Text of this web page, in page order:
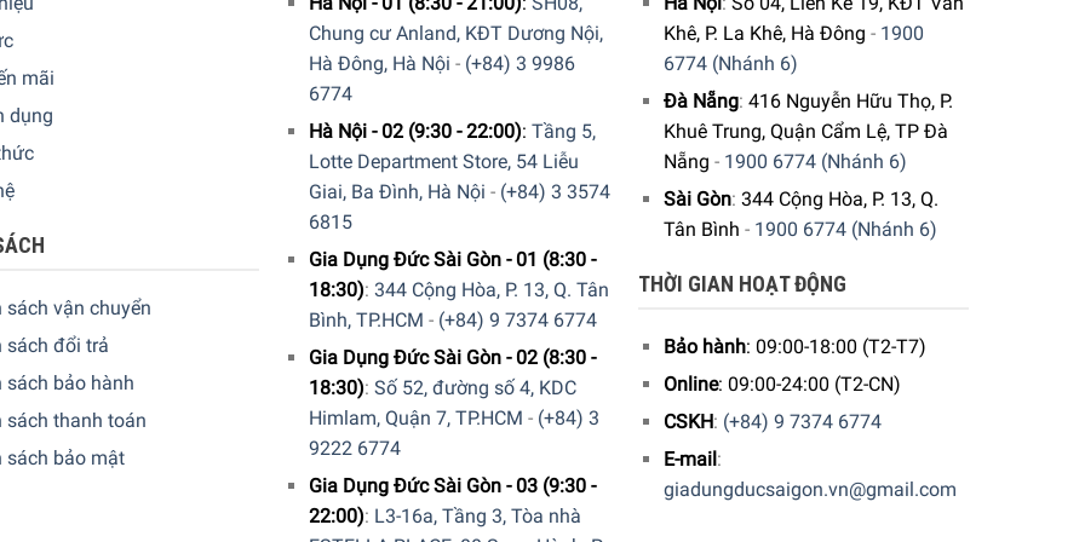
1200L
loại bỏ và giảm hơn 80 chất gây ô nhiễm bao gồm clo, kimloạinặng, vi nhựa và cặn vôi.
mãi
dụng
sách vận chuyển
sách đổi trả
sách bảo hành
sách thanh toán
sách bảo mật
Chung cư Anland, KĐT Dương Nội,
Hà Đông, Hà Nội - (+84) 3 9986
6774
Hà Nội - 02 (9:30 - 22:00): Tầng 5,
Lotte Department Store, 54 Liễu
Giai, Ba Đình, Hà Nội - (+84) 3 3574
6815
Gia Dụng Đức Sài Gòn - 01 (8:30 -
18:30): 344 Cộng Hòa, P. 13, Q. Tân
Bình, TP.HCM - (+84) 9 7374 6774
Gia Dụng Đức Sài Gòn - 02 (8:30 -
18:30): Số 52, đường số 4, KDC
Himlam, Quận 7, TP.HCM - (+84) 3
9222 6774
Gia Dụng Đức Sài Gòn - 03 (9:30 -
22:00): L3-16a, Tầng 3, Tòa nhà
Khê, P. La Khê, Hà Đông - 1900
6774 (Nhánh 6)
Đà Nẵng: 416 Nguyễn Hữu Thọ, P.
Khuê Trung, Quận Cẩm Lệ, TP Đà
Nẵng - 1900 6774 (Nhánh 6)
Sài Gòn: 344 Cộng Hòa, P. 13, Q.
Tân Bình - 1900 6774 (Nhánh 6)
THỜI GIAN HOẠT ĐỘNG
Bảo hành: 09:00-18:00 (T2-T7)
Online: 09:00-24:00 (T2-CN)
CSKH: (+84) 9 7374 6774
E-mail:
giadungducsaigon.vn@gmail.com